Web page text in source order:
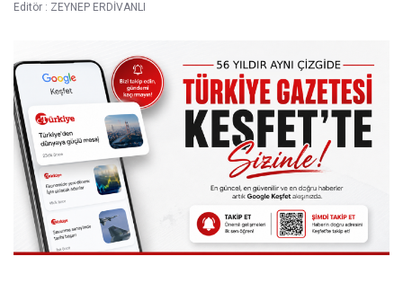
Editör : ZEYNEP ERDİVANLI